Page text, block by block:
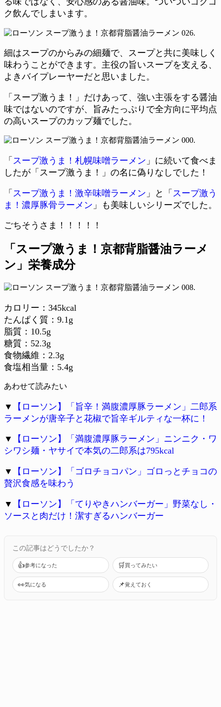
ク飲んでしまいます。
細はスープのからみの細麺で、スープと共に美味しく
味わうことができます。主役の旨いスープを支える、
よきバイプレーヤーだと思いました。
「スープ激うま！」だけあって、強い主張をする醤油
味ではないのですが、旨みたっぷりで全方向に平均点
の高いスープのカップ麺でした。
「 スープ激うま！札幌味噌ラーメン 」に続いて食べま
したが「スープ激うま！」の名に偽りなしでした！
「 スープ激うま！激辛味噌ラーメン 」と「 スープ激う
ま！濃厚豚骨ラーメン 」も美味しいシリーズでした。
ごちそうさま！！！！！
「スープ激うま！京都背脂醤油ラーメ
ン」栄養成分
カロリー：345kcal
たんぱく質：9.1g
脂質：10.5g
糖質：52.3g
食物繊維：2.3g
食塩相当量：5.4g
あわせて読みたい
▼
【ローソン】「旨辛！満腹濃厚豚ラーメン」二郎系
ラーメンが唐辛子と花椒で旨辛ギルティな一杯に！
▼
【ローソン】「満腹濃厚豚ラーメン」ニンニク・ワ
シワシ麺・ヤサイで本気の二郎系は795kcal
▼
【ローソン】「ゴロチョコパン」ゴロっとチョコの
贅沢食感を味わう
▼
【ローソン】「てりやきハンバーガー」野菜なし・
ソースと肉だけ！潔すぎるハンバーガー
この記事はどうでしたか？
👍参考になった 🛒買ってみたい
👀気になる 📌覚えておく